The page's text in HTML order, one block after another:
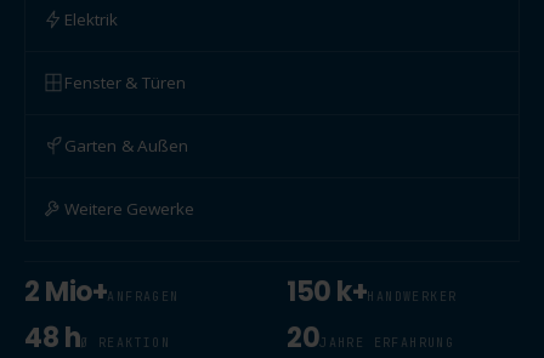
Elektrik
Fenster & Türen
Garten & Außen
Weitere Gewerke
2 Mio+ANFRAGEN 150 k+HANDWERKER
48 hØ REAKTION 20JAHRE ERFAHRUNG